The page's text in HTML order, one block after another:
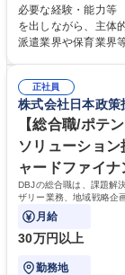
善をお任せ。 【教育制度】ご入社後、育成担当とペアになりながらOJTに
て業務を覚えていた
れているため、スム
募集職種 【大阪・京
必要な経験・能力等
を出しながら、主体
派遣業界や保育業界
えて、お客様や社員
待され。組織を支え
社員から頼られる
務の持ち帰りも禁止
歴・資格 学歴：大
正社員
株式会社日本政策
【総合職/ポテ
ソリューショ
ャードファイナ
DBJの総合職は、課題解
ザリー業務、地域戦略企
広く社会に貢献していく
月給
30万円以上
勤務地